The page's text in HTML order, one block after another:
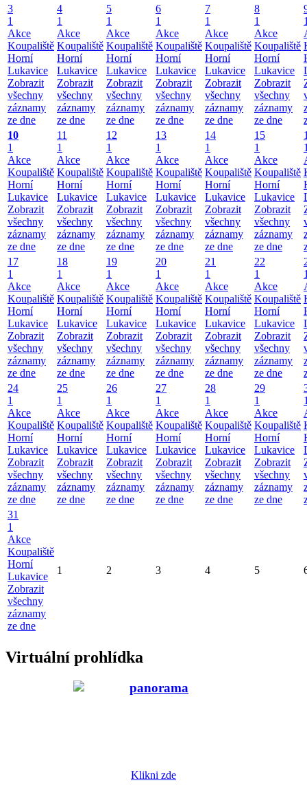
3
1
Akce
Koupaliště
Horní
Lukavice
Zobrazit
všechny
záznamy
ze dne
4
1
Akce
Koupaliště
Horní
Lukavice
Zobrazit
všechny
záznamy
ze dne
5
1
Akce
Koupaliště
Horní
Lukavice
Zobrazit
všechny
záznamy
ze dne
6
1
Akce
Koupaliště
Horní
Lukavice
Zobrazit
všechny
záznamy
ze dne
7
1
Akce
Koupaliště
Horní
Lukavice
Zobrazit
všechny
záznamy
ze dne
8
1
Akce
Koupaliště
Horní
Lukavice
Zobrazit
všechny
záznamy
ze dne
10
1
Akce
Koupaliště
Horní
Lukavice
Zobrazit
všechny
záznamy
ze dne
11
1
Akce
Koupaliště
Horní
Lukavice
Zobrazit
všechny
záznamy
ze dne
12
1
Akce
Koupaliště
Horní
Lukavice
Zobrazit
všechny
záznamy
ze dne
13
1
Akce
Koupaliště
Horní
Lukavice
Zobrazit
všechny
záznamy
ze dne
14
1
Akce
Koupaliště
Horní
Lukavice
Zobrazit
všechny
záznamy
ze dne
15
1
Akce
Koupaliště
Horní
Lukavice
Zobrazit
všechny
záznamy
ze dne
17
1
Akce
Koupaliště
Horní
Lukavice
Zobrazit
všechny
záznamy
ze dne
18
1
Akce
Koupaliště
Horní
Lukavice
Zobrazit
všechny
záznamy
ze dne
19
1
Akce
Koupaliště
Horní
Lukavice
Zobrazit
všechny
záznamy
ze dne
20
1
Akce
Koupaliště
Horní
Lukavice
Zobrazit
všechny
záznamy
ze dne
21
1
Akce
Koupaliště
Horní
Lukavice
Zobrazit
všechny
záznamy
ze dne
22
1
Akce
Koupaliště
Horní
Lukavice
Zobrazit
všechny
záznamy
ze dne
24
1
Akce
Koupaliště
Horní
Lukavice
Zobrazit
všechny
záznamy
ze dne
25
1
Akce
Koupaliště
Horní
Lukavice
Zobrazit
všechny
záznamy
ze dne
26
1
Akce
Koupaliště
Horní
Lukavice
Zobrazit
všechny
záznamy
ze dne
27
1
Akce
Koupaliště
Horní
Lukavice
Zobrazit
všechny
záznamy
ze dne
28
1
Akce
Koupaliště
Horní
Lukavice
Zobrazit
všechny
záznamy
ze dne
29
1
Akce
Koupaliště
Horní
Lukavice
Zobrazit
všechny
záznamy
ze dne
31
1
Akce
Koupaliště
Horní
Lukavice
Zobrazit
všechny
záznamy
ze dne
1 2 3 4 5
Virtuální prohlídka
Klikni zde